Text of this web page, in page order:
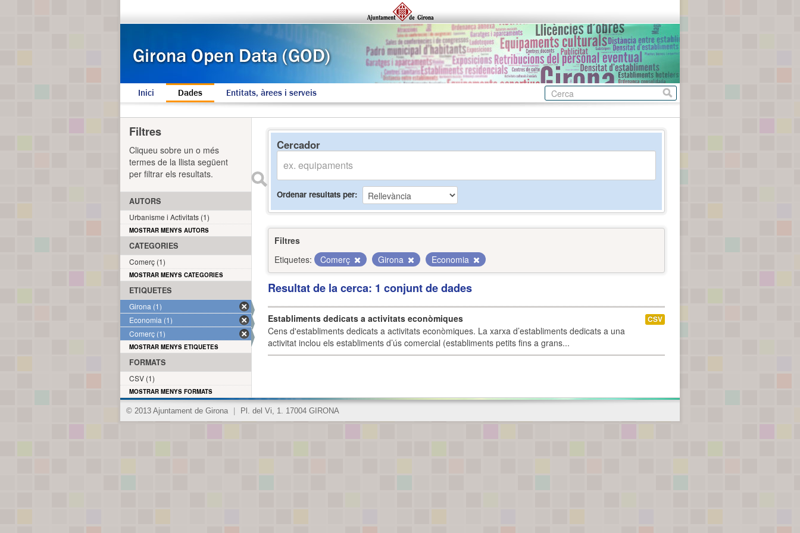
Inici Dades Entitats, àrees i serveis
Cercador
Ordenar resultats per
Filtres
Etiquetes:
Comerç Girona Economia
Resultat de la cerca: 1 conjunt de dades
Establiments dedicats a activitats econòmiques
Cens d'establiments dedicats a activitats econòmiques. La xarxa d’establiments dedicats a una
activitat inclou els establiments d’ús comercial (establiments petits fins a grans...
CSV
Filtres
Cliqueu sobre un o més
termes de la llista següent
per filtrar els resultats.
AUTORS
Urbanisme i Activitats (1)
MOSTRAR MENYS AUTORS
CATEGORIES
Comerç (1)
MOSTRAR MENYS CATEGORIES
ETIQUETES
Girona (1)
Economia (1)
Comerç (1)
MOSTRAR MENYS ETIQUETES
FORMATS
CSV (1)
MOSTRAR MENYS FORMATS
© 2013 Ajuntament de Girona Pl. del Vi, 1. 17004 GIRONA